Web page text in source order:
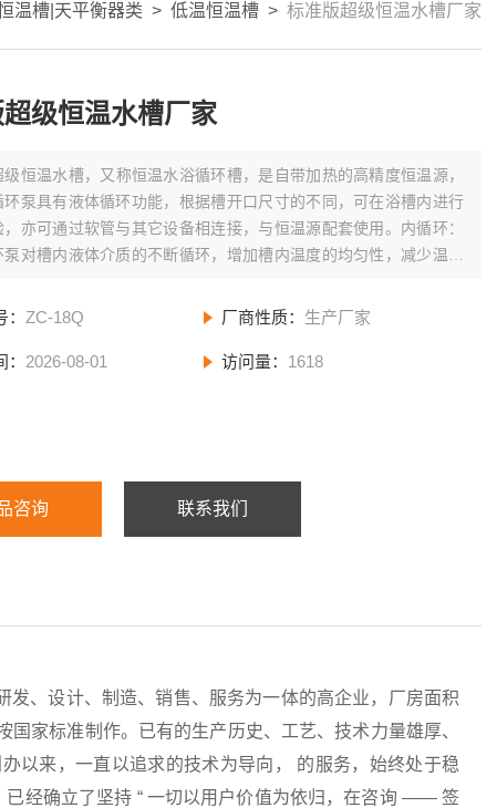
温槽|天平衡器类 > 低温恒温槽 > 标准版超级恒温水槽厂家
级恒温水槽厂家
级恒温水槽，又称恒温水浴循环槽，是自带加热的高精度恒温源，
环泵具有液体循环功能，根据槽开口尺寸的不同，可在浴槽内进行
亦可通过软管与其它设备相连接，与恒温源配套使用。内循环：
对槽内液体介质的不断循环，增加槽内温度的均匀性，减少温度
ZC-18Q 厂商性质： 生产厂家
2026-08-01 访问量： 1618
咨询 联系我们
、设计、制造、销售、服务为一体的高企业，厂房面积
家标准制作。已有的生产历史、工艺、技术力量雄厚、
以来，一直以追求的技术为导向， 的服务，始终处于稳
经确立了坚持 “ 一切以用户价值为依归，在咨询 —— 签